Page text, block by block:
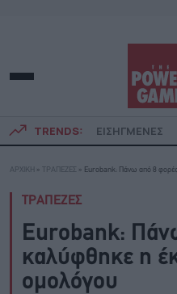
TRENDS: ΕΙΣΗΓΜΕΝΕΣ
ΑΡΧΙΚΗ » ΤΡΑΠΕΖΕΣ » Eurobank: Πάνω από 8
ΤΡΑΠΕΖΕΣ
Eurobank:
καλύφθηκε η
ομολόγου